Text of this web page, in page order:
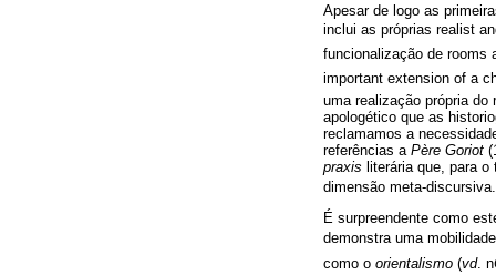
Apesar de logo as
inclui as próprias realist
funcionalização de
important extension of a
uma realização própria
apologético que as
reclamamos a
referências a Père Goriot
praxis literária que, para
dimensão meta-discursiva.
É surpreendente como
demonstra uma
como o orientalismo (vd. n